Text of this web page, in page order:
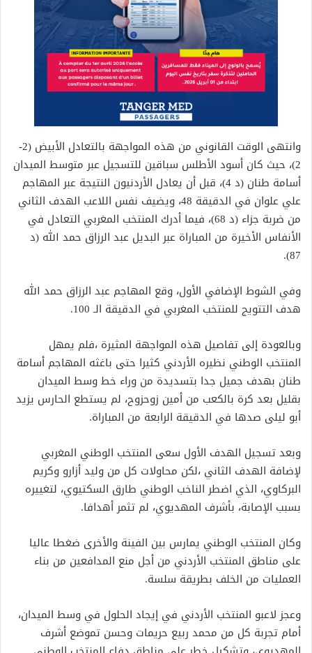
وانتهى الوقت القانوني من هذه المواجهة بالتعادل الأبيض (2-
2)، حيث كان أسود الأطلس سباقين للتسجيل عبر متوسط الميدان
أسامة طنان (د 4)، قبل أن يعادل الأردنيون النتيجة عبر المهاجم
علي علوان في الدقيقة 48، ويضيف نفس اللاعب الهدف الثاني
من ضربة جزاء (د 68)، فيما أدرك المنتخب المغربي التعادل في
الأنفاس الأخيرة من المباراة عبر البديل عبد الرزاق حمد الله (د
87).
وفي الشوط الإضافي الأول، وقع المهاجم عبد الرزاق حمد الله
هدف التتويج للمنتخب المغربي في الدقيقة الـ 100.
وبالعودة إلى تفاصيل هذه المواجهة المثيرة ،فلم يمهل
المنتخب الوطني نظيره الأردني كثيرا حتى باغثه المهاجم أسامة
طنان بهدف جميل جدا بتسديدة من وراء خط وسط الميدان
بقليل بعد كرة بالكعب من أمين زوحزوح، لم يستطع الحارس يزيد
أبو ليلى صدها في الدقيقة الرابعة من المباراة.
وبعد تسجيل الهدف الأول سعى المنتخب الوطني المغربي
لإضافة الهدف الثاني ،لكن محاولات كل من وليد أزارو وكريم
البركاوي، الذي اضطر الناخب الوطني طارق السكتيوي، لتغييره
بسبب الإصابة، بأشرف المهديوي، لم تثمر أهدافا.
وكان المنتخب الوطني يمارس بين الفينة والأخرى ضغطا عاليا
على مناطق المنتخب الأردني من أجل منع المدافعين من بناء
العمليات من الخلف بطريقة سلسة.
وعجز لاعبو المنتخب الأردني في إيجاد الحلول في وسط الميدان،
أمام تجربة كل من محمد ربيع حريمات وحسن تموضع أشرف